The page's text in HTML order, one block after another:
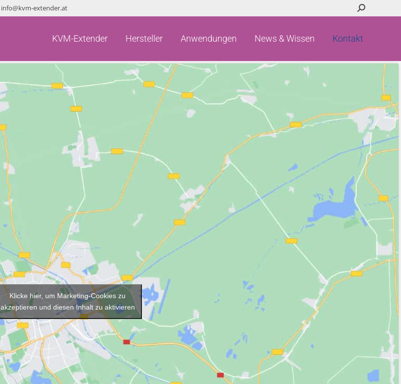
info@kvm-extender.at Search:
KVM-Extender Hersteller Anwendungen News & Wissen Kontakt
Klicke hier, um Marketing-Cookies zu
akzeptieren und diesen Inhalt zu aktivieren
KVM-Extender Hersteller Anwendungen News & Wissen Kontakt